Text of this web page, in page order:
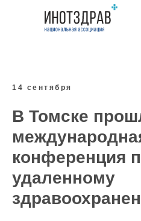
14 сентября
В Томске
конференция
удаленному